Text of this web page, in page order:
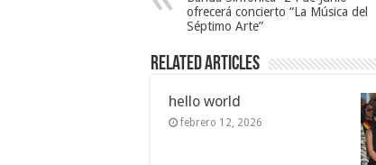
ofrecerá concierto “La Música del
Séptimo Arte”
Related Articles
hello world
febrero 12, 2026